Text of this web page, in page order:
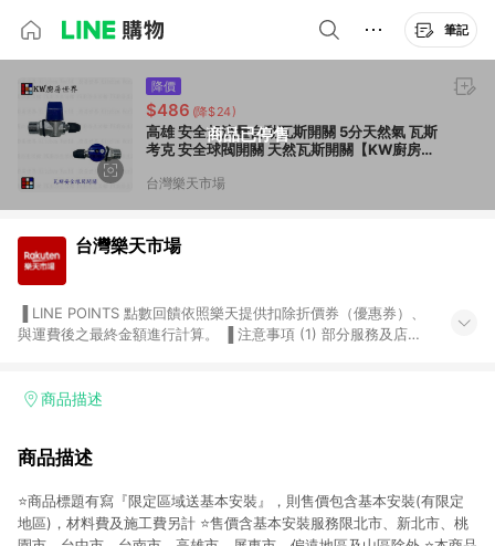
筆記
商品已停售
降價
$486 (降$24)
高雄 安全超流量自動瓦斯開關 5分天然氣 瓦斯
考克 安全球閥開關 天然瓦斯開關【KW廚房世
台灣樂天市場
台灣樂天市場
與運費後之最終金額進行計算。 ▐ 注意事項 (1) 部分服務及店家
Smart mobile、神腦生活、JS巨盛、樂天KOBO電子書，請詳閱
台灣樂天市場，並在同一瀏覽器於24小時內結帳，才享有 LINE
市場 45 天內完成訂單出貨及結帳，則不符合贈點資格。 (4) 如
使用APP、或中途瀏覽比價網、回饋網、Google等其他網頁、或
商品描述
商品描述
⭐️商品標題有寫『限定區域送基本安裝』，則售價包含基本安裝(有限定
地區)，材料費及施工費另計 ⭐️售價含基本安裝服務限北市、新北市、桃